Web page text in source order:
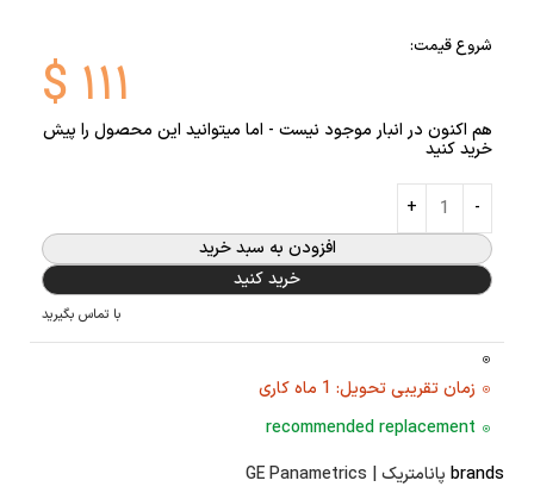
شروع قیمت:
$ ۱۱۱
هم اکنون در انبار موجود نیست - اما میتوانید این محصول را پیش
خرید کنید
افزودن به سبد خرید
خرید کنید
با تماس بگیرید
زمان تقریبی تحویل: 1 ماه کاری
recommended replacement
brands پانامتریک | GE Panametrics